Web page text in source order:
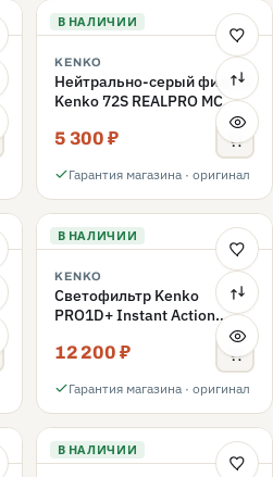
В НАЛИЧИИ
KENKO
Нейтрально-серый фильтр
Kenko 72S REALPRO MC
5 300 ₽
Гарантия магазина · оригинал
В НАЛИЧИИ
KENKO
Светофильтр Kenko
PRO1D+ Instant Action
Variable NDX3-450+C-PLS
переменной плотности
12 200 ₽
Гарантия магазина · оригинал
В НАЛИЧИИ